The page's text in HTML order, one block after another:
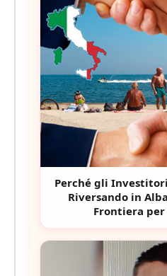
Perché gli
Riversando in
Frontiera per